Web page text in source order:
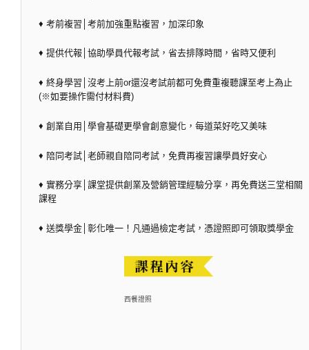
♦ 考前複習│考前加強重點複習，加深印象
♦ 提供代報│協助學員代報考試，省去排隊時間，省時又便利
♦ 終身學習│沒考上前or還沒考試前都可免費重複聽課至考上為止
(※如要操作需付材料費)
♦ 創業自用│學會基礎更學會創意變化，每道菜好吃又美味
♦ 陪同考試│老師親自陪同考試，免費再複習讓學員好安心
♦ 實務分享│課堂提供創業及營銷管理經驗分享，再免費送三堂相關
課程
♦ 送獎學金│彰化唯一！凡通過檢定考試，憑證照即可領取獎學金
西餐證照